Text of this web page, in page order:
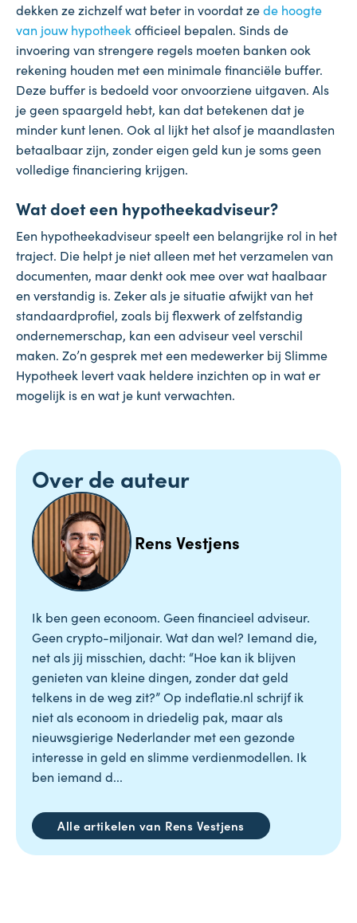
dekken ze zichzelf wat beter in voordat zede hoogte
van jouw hypotheek officieel bepalen. Sinds de
invoering van strengere regels moeten banken ook
rekening houden met een minimale financiële buffer.
Deze buffer is bedoeld voor onvoorziene uitgaven. Als
je geen spaargeld hebt, kan dat betekenen dat je
minder kunt lenen. Ook al lijkt het alsof je maandlasten
betaalbaar zijn, zonder eigen geld kun je soms geen
volledige financiering krijgen.
Wat doet een hypotheekadviseur?
Een hypotheekadviseur speelt een belangrijke rol in het
traject. Die helpt je niet alleen met het verzamelen van
documenten, maar denkt ook mee over wat haalbaar
en verstandig is. Zeker als je situatie afwijkt van het
standaardprofiel, zoals bij flexwerk of zelfstandig
ondernemerschap, kan een adviseur veel verschil
maken. Zo’n gesprek met een medewerker bij Slimme
Hypotheek levert vaak heldere inzichten op in wat er
mogelijk is en wat je kunt verwachten.
Over de auteur
Rens Vestjens
Ik ben geen econoom. Geen financieel adviseur.
Geen crypto-miljonair. Wat dan wel? Iemand die,
net als jij misschien, dacht: “Hoe kan ik blijven
genieten van kleine dingen, zonder dat geld
telkens in de weg zit?” Op indeflatie.nl schrijf ik
niet als econoom in driedelig pak, maar als
nieuwsgierige Nederlander met een gezonde
interesse in geld en slimme verdienmodellen. Ik
ben iemand d...
Alle artikelen van Rens Vestjens